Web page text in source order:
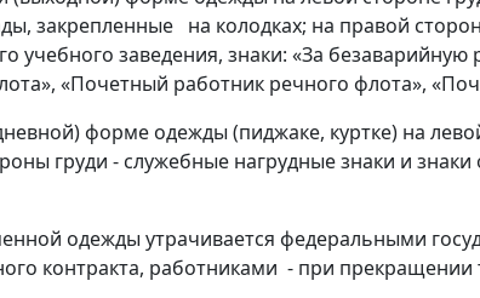
закрепленные на колодках; на правой
учебного заведения, знаки: «За
«Почетный работник речного флота»,
форме одежды (пиджаке, куртке) на
груди - служебные нагрудные знаки и
одежды утрачивается федеральными
контракта, работниками - при прекращении